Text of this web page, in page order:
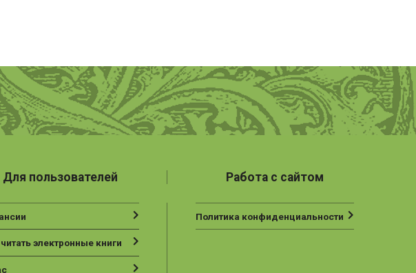
Для пользователей
электронные книги
Работа с сайтом
Политика конфиденциальности